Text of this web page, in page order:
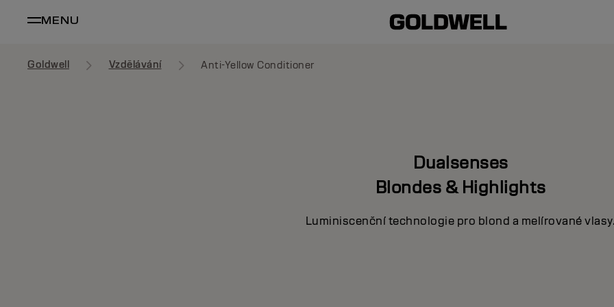
MENU
Goldwell Vzdělávání Anti-Yellow Conditioner
Dualsenses
Blondes & Highlights
Luminiscenční technologie pro blond a melírované